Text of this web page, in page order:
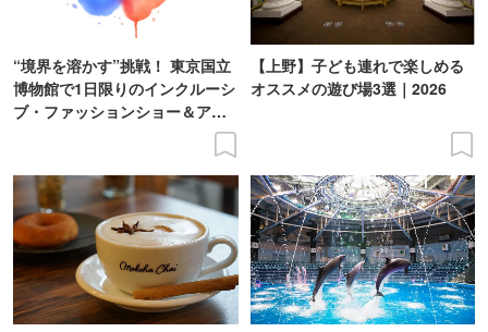
“境界を溶かす”挑戦！ 東京国立
博物館で1日限りのインクルーシ
ブ・ファッションショー＆アー
【上野】子ども連れで楽しめる
オススメの遊び場3選｜2026